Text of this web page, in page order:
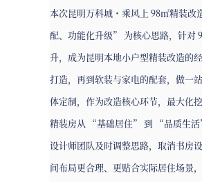
本次昆明万科城・乘风上 98㎡精装改
配、功能化升级” 为核心思路，针对
升，成为昆明本地小户型精装改造的
打造，再到软装与家电的配套，做一
体定制，作为改造核心环节，最大化
精装房从 “基础居住” 到 “品质生活”
设计师团队及时调整思路，取消书房
间布局更合理、更贴合实际居住场景